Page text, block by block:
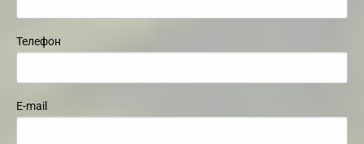
Телефон
E-mail